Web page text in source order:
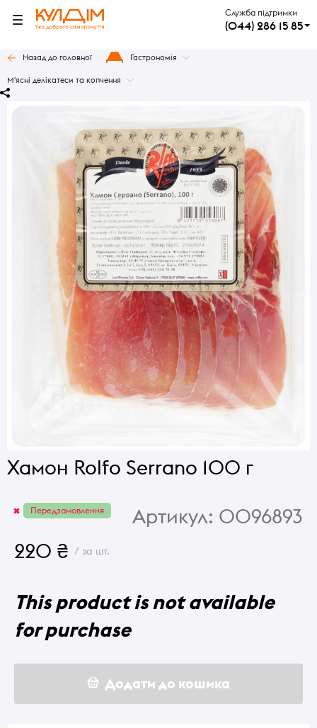
Служба підтримки
(044) 286 15 85
Назад до головної Гастрономія
М'ясні делікатеси та копчення
Хамон Rolfo Serrano 100 г
Передзамовлення Артикул: 0096893
220 ₴ / за шт.
This product is not available
for purchase
Додати до кошика